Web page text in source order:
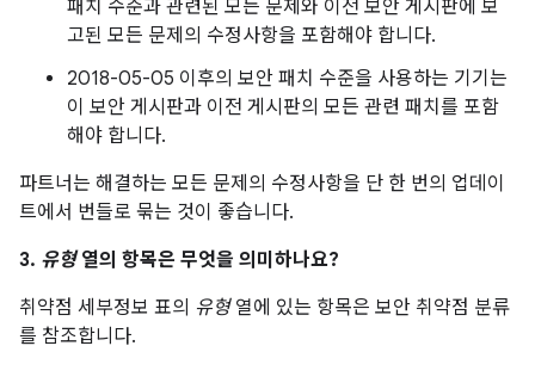
패치 수준과 관련된 모든 문제와 이전 보안 게시판에 보
고된 모든 문제의 수정사항을 포함해야 합니다.
2018-05-05 이후의 보안 패치 수준을 사용하는 기기는
이 보안 게시판과 이전 게시판의 모든 관련 패치를 포함
해야 합니다.
파트너는 해결하는 모든 문제의 수정사항을 단 한 번의 업데이
트에서 번들로 묶는 것이 좋습니다.
3. 유형열의 항목은 무엇을 의미하나요?
취약점 세부정보 표의 유형열에 있는 항목은 보안 취약점 분류
를 참조합니다.